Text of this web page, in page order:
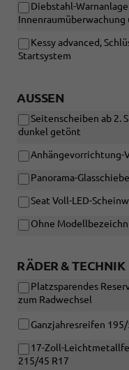
Diebstahl-
Innenraumüberwachung
Kessy advanced,
Startsystem
AUSSEN
Seitenscheiben ab 2.
dunkel getönt
Anhängevorrichtung-
Panorama-
Seat Voll-LED-
Ohne
RÄDER & TECHNIK
Platzsparendes
zum Radwechsel
Ganzjahresreifen 195/
17-Zoll-
215/45 R17